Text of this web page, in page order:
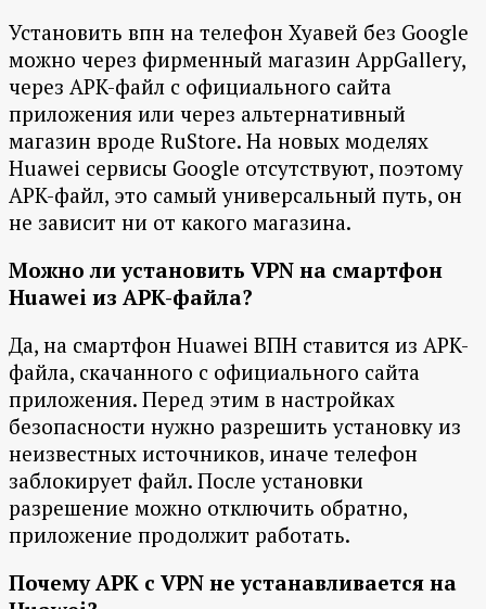
Установить впн на телефон Хуавей без Google
можно через фирменный магазин AppGallery,
через APK-файл с официального сайта
приложения или через альтернативный
магазин вроде RuStore. На новых моделях
Huawei сервисы Google отсутствуют, поэтому
APK-файл, это самый универсальный путь, он
не зависит ни от какого магазина.
Можно ли установить VPN на смартфон
Huawei из APK-файла?
Да, на смартфон Huawei ВПН ставится из APK-
файла, скачанного с официального сайта
приложения. Перед этим в настройках
безопасности нужно разрешить установку из
неизвестных источников, иначе телефон
заблокирует файл. После установки
разрешение можно отключить обратно,
приложение продолжит работать.
Почему APK с VPN не устанавливается на